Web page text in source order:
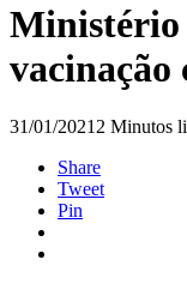
Ministério
31/01/2021 2 Minutos
Share
Tweet
Pin